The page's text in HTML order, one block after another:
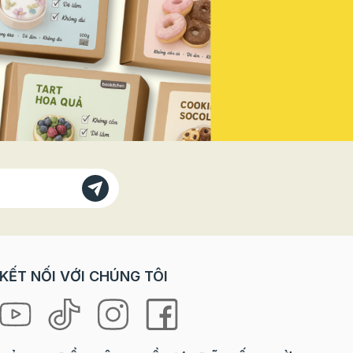
sao
với các
chơi
lại
cả
mang
cho
cần
mọi
doanh thu mùa lễ hội năm nay! Vì
Sao Bạn Không Thể Đứng Ngoài
"Sân Khấu" Này? Trong các dịp
lễ lớn, đặc biệt là ngày Quốc
khánh, tâm lý khách hàng có sự
thay đổi rõ rệt: Nhu cầu "check-
in" tăng vọt: Khách hàng, đặc
biệt là giới trẻ, luôn tìm kiếm
mang đậm tinh thần lễ hội để
chụp ảnh và chia sẻ lên mạng xã
nghiệm: Họ không chỉ mua một
mua cả không khí, cảm xúc và
phẩm phiên bản giới hạn (Limited
Edition): Yếu tố độc đáo, chỉ xuất
hiện trong mùa lễ sẽ kích thích
KẾT NỐI VỚI CHÚNG TÔI